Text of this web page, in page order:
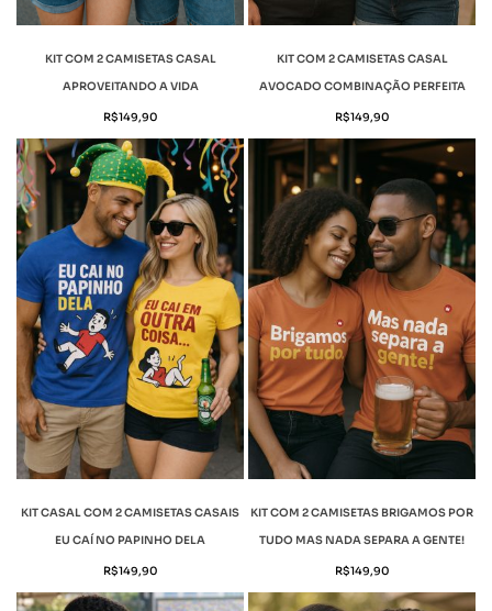
KIT COM 2 CAMISETAS CASAL
APROVEITANDO A VIDA
R$149,90
KIT COM 2 CAMISETAS CASAL
AVOCADO COMBINAÇÃO PERFEITA
R$149,90
KIT CASAL COM 2 CAMISETAS CASAIS
EU CAÍ NO PAPINHO DELA
R$149,90
KIT COM 2 CAMISETAS BRIGAMOS POR
TUDO MAS NADA SEPARA A GENTE!
R$149,90